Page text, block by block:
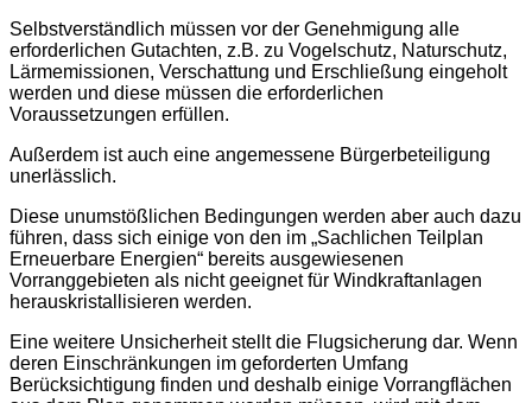
Selbstverständlich müssen vor der Genehmigung alle
erforderlichen Gutachten, z.B. zu Vogelschutz, Naturschutz,
Lärmemissionen, Verschattung und Erschließung eingeholt
werden und diese müssen die erforderlichen
Voraussetzungen erfüllen.
Außerdem ist auch eine angemessene Bürgerbeteiligung
unerlässlich.
Diese unumstößlichen Bedingungen werden aber auch dazu
führen, dass sich einige von den im „Sachlichen Teilplan
Erneuerbare Energien“ bereits ausgewiesenen
Vorranggebieten als nicht geeignet für Windkraftanlagen
herauskristallisieren werden.
Eine weitere Unsicherheit stellt die Flugsicherung dar. Wenn
deren Einschränkungen im geforderten Umfang
Berücksichtigung finden und deshalb einige Vorrangflächen